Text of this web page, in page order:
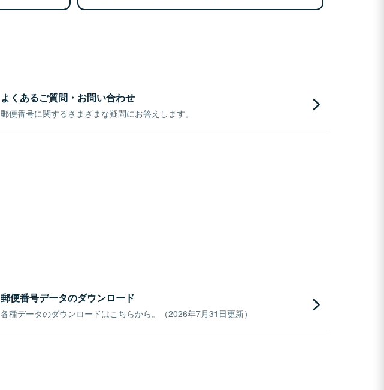
よくあるご質問・お問い合わせ
郵便番号に関するさまざまな疑問にお答えします。
郵便番号データのダウンロード
各種データのダウンロードはこちらから。（2026年7月31日更新）